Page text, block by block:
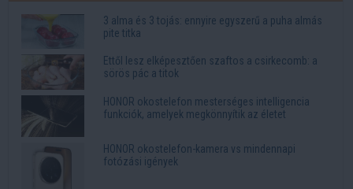
3 alma és 3 tojás: ennyire egyszerű a puha almás
pite titka
Ettől lesz elképesztően szaftos a csirkecomb: a
sörös pác a titok
HONOR okostelefon mesterséges intelligencia
funkciók, amelyek megkönnyítik az életet
HONOR okostelefon-kamera vs mindennapi
fotózási igények